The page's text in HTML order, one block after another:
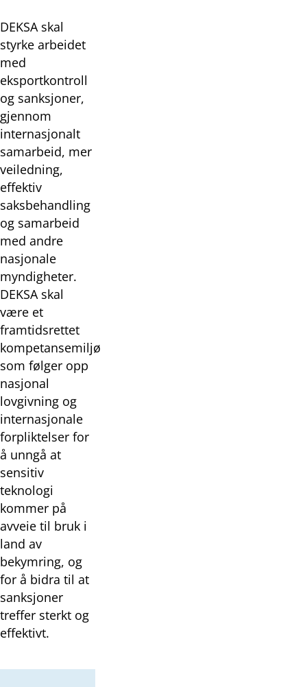
DEKSA skal
styrke arbeidet
med
eksportkontroll
og sanksjoner,
gjennom
internasjonalt
samarbeid, mer
veiledning,
effektiv
saksbehandling
og samarbeid
med andre
nasjonale
myndigheter.
DEKSA skal
være et
framtidsrettet
kompetansemiljø
som følger opp
nasjonal
lovgivning og
internasjonale
forpliktelser for
å unngå at
sensitiv
teknologi
kommer på
avveie til bruk i
land av
bekymring, og
for å bidra til at
sanksjoner
treffer sterkt og
effektivt.